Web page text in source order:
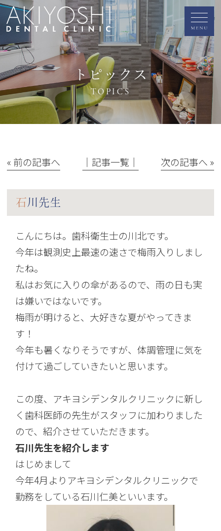
トピックス
TOPICS
« 前の記事へ │記事一覧│ 次の記事へ »
石川先生
こんにちは。歯科衛生士の川北です。
今年は観測史上最速の速さで梅雨入りしまし
たね。
私はお気に入りの傘があるので、雨の日も実
は嫌いではないです。
梅雨が明けると、大好きな夏がやってきま
す！
今年も暑くなりそうですが、体調管理に気を
付けて過ごしていきたいと思います。
この度、アキヨシデンタルクリニックに新し
く歯科医師の先生がスタッフに加わりました
ので、紹介させていただきます。
石川先生を紹介します
はじめまして
今年4月よりアキヨシデンタルクリニックで
勤務をしている石川仁美といいます。